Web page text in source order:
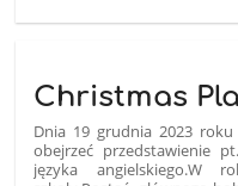
Christmas
Dnia 19 grudnia 2023
obejrzeć przedstawienie
języka angielskiego.W